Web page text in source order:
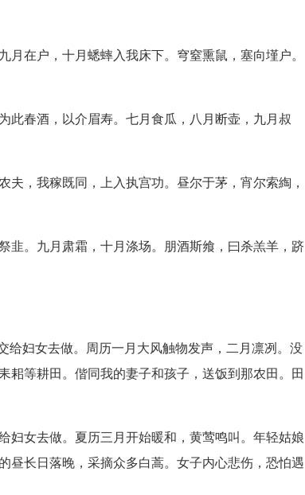
在户，十月蟋蟀入我床下。穹窒熏鼠，塞向墐户。
春酒，以介眉寿。七月食瓜，八月断壶，九月叔
，我稼既同，上入执宫功。昼尔于茅，宵尔索綯，
。九月肃霜，十月涤场。朋酒斯飨，曰杀羔羊，跻
妇女去做。周历一月大风触物发声，二月凛冽。没
耜等耕田。偕同我的妻子和孩子，送饭到那农田。田
女去做。夏历三月开始暖和，黄莺鸣叫。年轻姑娘
昼长日落晚，采摘众多白蒿。女子内心悲伤，恐怕遇